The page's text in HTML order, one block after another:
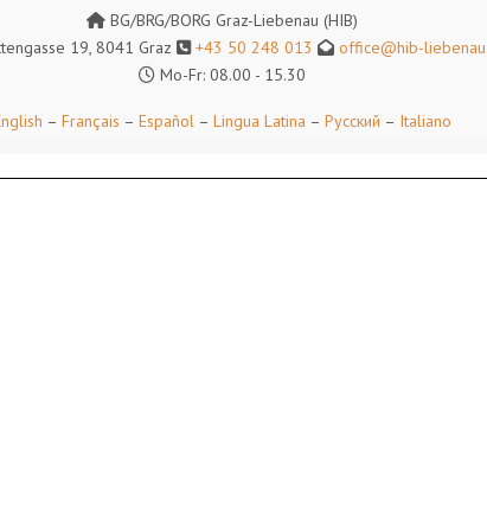
BG/BRG/BORG Graz-Liebenau (HIB)
19, 8041 Graz
+43 50 248 013
office@hib-
Mo-Fr: 08.00 - 15.30
– Français – Español – Lingua Latina – Русский – Italiano